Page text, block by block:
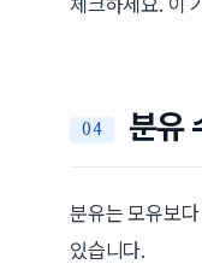
체크하세요. 이
분유
분유는 모유보
있습니다.